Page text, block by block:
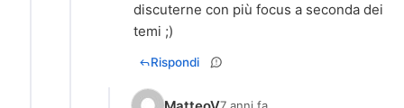
discuterne con più focus a seconda dei
temi ;)
Rispondi